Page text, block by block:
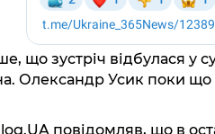
що зустріч відбулася у
Олександр Усик поки що
повідомляв, що в